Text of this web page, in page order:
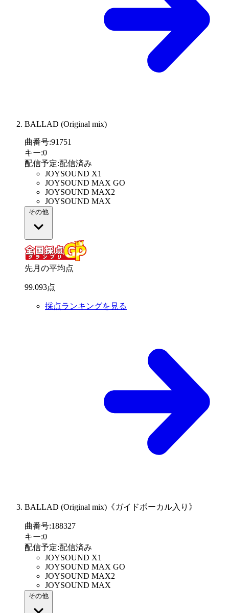
BALLAD (Original mix)
曲番号:91751
キー:0
配信予定:配信済み
JOYSOUND X1
JOYSOUND MAX GO
JOYSOUND MAX2
JOYSOUND MAX
その他
先月の平均点
99.093点
採点ランキングを見る
BALLAD (Original mix)《ガイドボーカル入り》
曲番号:188327
キー:0
配信予定:配信済み
JOYSOUND X1
JOYSOUND MAX GO
JOYSOUND MAX2
JOYSOUND MAX
その他